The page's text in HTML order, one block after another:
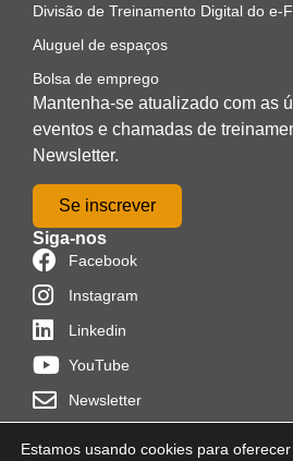
Divisão de Treinamento Digital do e-
Aluguel de espaços
Bolsa de emprego
Mantenha-se atualizado com as
eventos e chamadas de
Newsletter.
Se inscrever
Siga-nos
Facebook
Instagram
Linkedin
YouTube
Newsletter
Estamos usando cookies para